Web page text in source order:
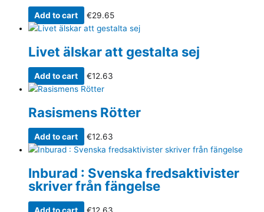
Add to cart €29.65
Livet älskar att gestalta sej
Add to cart €12.63
Rasismens Rötter
Add to cart €12.63
Inburad : Svenska fredsaktivister
skriver från fängelse
Add to cart €12.63